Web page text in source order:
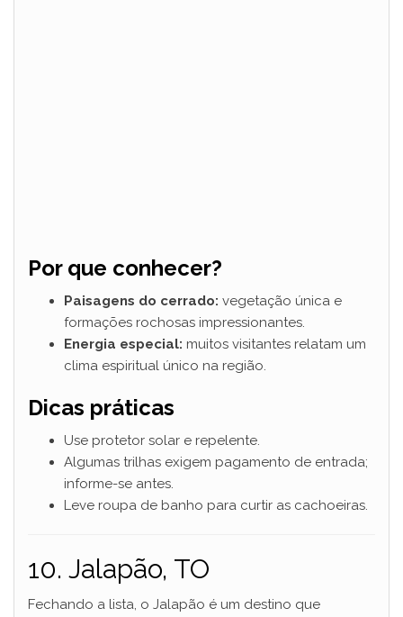
Por que conhecer?
Paisagens do cerrado: vegetação única e
formações rochosas impressionantes.
Energia especial: muitos visitantes relatam um
clima espiritual único na região.
Dicas práticas
Use protetor solar e repelente.
Algumas trilhas exigem pagamento de entrada;
informe-se antes.
Leve roupa de banho para curtir as cachoeiras.
10. Jalapão, TO
Fechando a lista, o Jalapão é um destino que